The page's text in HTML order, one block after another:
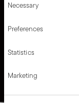
Collect
Identify your
characteristics
Find out more
your preferences in
We use cookies to
media features and
information about
advertising and
Selection
Necessary
Preferences
Statistics
Marketing